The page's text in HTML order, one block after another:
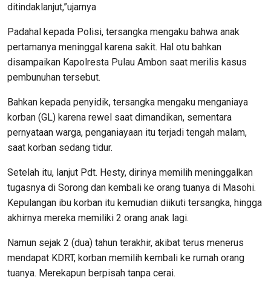
ditindaklanjut,”ujarnya
Padahal kepada Polisi, tersangka mengaku bahwa anak
pertamanya meninggal karena sakit. Hal otu bahkan
disampaikan Kapolresta Pulau Ambon saat merilis kasus
pembunuhan tersebut.
Bahkan kepada penyidik, tersangka mengaku menganiaya
korban (GL) karena rewel saat dimandikan, sementara
pernyataan warga, penganiayaan itu terjadi tengah malam,
saat korban sedang tidur.
Setelah itu, lanjut Pdt. Hesty, dirinya memilih meninggalkan
tugasnya di Sorong dan kembali ke orang tuanya di Masohi.
Kepulangan ibu korban itu kemudian diikuti tersangka, hingga
akhirnya mereka memiliki 2 orang anak lagi.
Namun sejak 2 (dua) tahun terakhir, akibat terus menerus
mendapat KDRT, korban memilih kembali ke rumah orang
tuanya. Merekapun berpisah tanpa cerai.